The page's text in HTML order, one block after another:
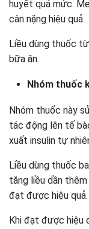
huyết quá mức.
cân nặng hiệu quả.
Liều dùng thuốc
bữa ăn.
Nhóm thuốc
Nhóm thuốc này
tác động lên tế
xuất insulin tự
Liều dùng thuốc
tăng liều dần
đạt được hiệu quả.
Khi đạt được hiệu